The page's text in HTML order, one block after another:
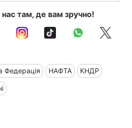
там, де вам зручно!
Федерація НАФТА КНДР